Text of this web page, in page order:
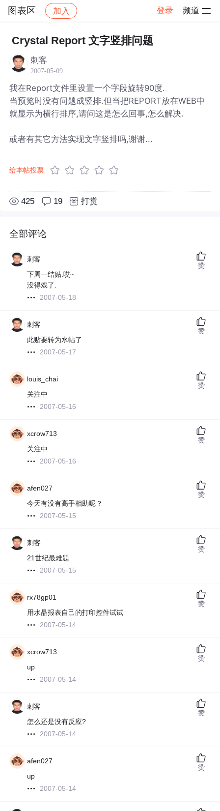
图表区 加入 登录 频道
社区 图表区 帖子详情
Crystal Report 文字竖排问题
刺客
2007-05-09
我在Report文件里设置一个字段旋转90度.
当预览时没有问题成竖排.但当把REPORT放在WEB中
就显示为横行排序,请问这是怎么回事,怎么解决.
或者有其它方法实现文字竖排吗,谢谢...
给本帖投票
425 19 打赏
全部评论
刺客
下周一结贴.哎~
没得戏了.
2007-05-18
赞
刺客
此贴要转为水帖了
2007-05-17
赞
louis_chai
关注中
2007-05-16
赞
xcrow713
关注中
2007-05-16
赞
afen027
今天有没有高手相助呢？
2007-05-15
赞
刺客
21世纪最难题
2007-05-15
赞
rx78gp01
用水晶报表自己的打印控件试试
2007-05-14
赞
xcrow713
up
2007-05-14
赞
刺客
怎么还是没有反应?
2007-05-14
赞
afen027
up
2007-05-14
赞